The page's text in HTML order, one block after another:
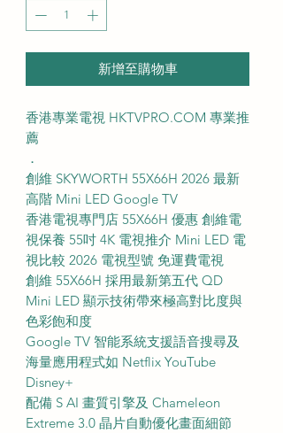
新增至購物車
香港專業電視 HKTVPRO.COM 專業推
薦
．
創維 SKYWORTH 55X66H 2026 最新
高階 Mini LED Google TV
香港電視專門店 55X66H 優惠 創維電
視保養 55吋 4K 電視推介 Mini LED 電
視比較 2026 電視型號 免運費電視
創維 55X66H 採用最新第五代 QD
Mini LED 顯示技術帶來極高對比度與
色彩飽和度
Google TV 智能系統支援語音搜尋及
海量應用程式如 Netflix YouTube
Disney+
配備 S AI 畫質引擎及 Chameleon
Extreme 3.0 晶片自動優化畫面細節